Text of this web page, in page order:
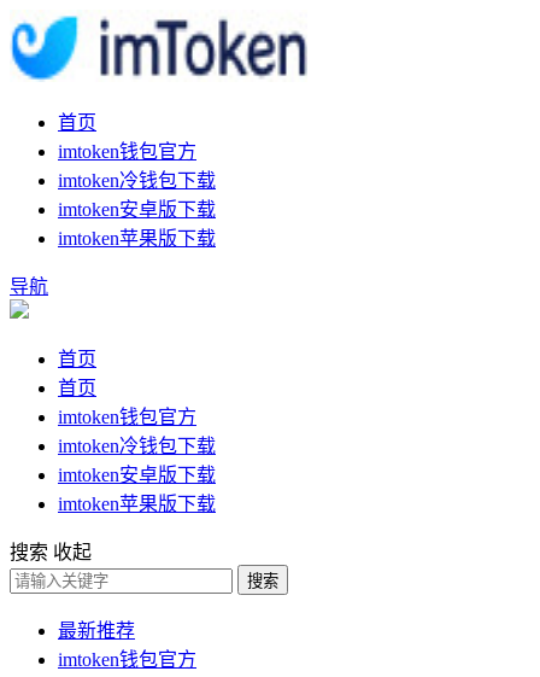
首页
imtoken钱包官方
imtoken冷钱包下载
imtoken安卓版下载
imtoken苹果版下载
导航
首页
首页
imtoken钱包官方
imtoken冷钱包下载
imtoken安卓版下载
imtoken苹果版下载
搜索 收起
搜索
最新推荐
imtoken钱包官方